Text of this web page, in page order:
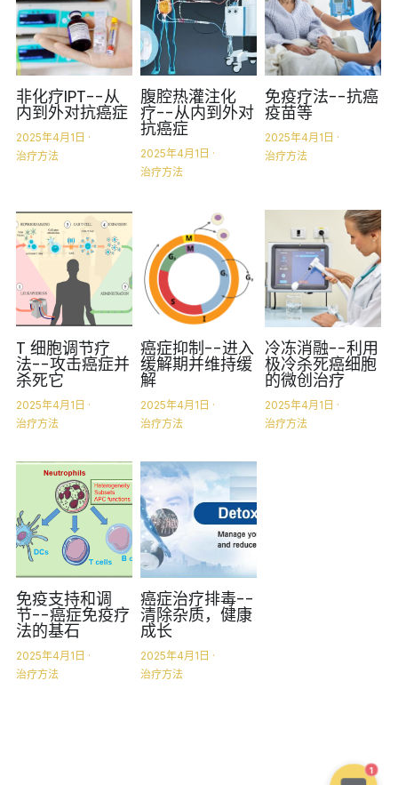
非化疗IPT--从
内到外对抗癌症
2025年4月1日 ·
治疗方法
腹腔热灌注化
疗--从内到外对
抗癌症
2025年4月1日 ·
治疗方法
免疫疗法--抗癌
疫苗等
2025年4月1日 ·
治疗方法
T 细胞调节疗
法--攻击癌症并
杀死它
2025年4月1日 ·
治疗方法
癌症抑制--进入
缓解期并维持缓
解
2025年4月1日 ·
治疗方法
冷冻消融--利用
极冷杀死癌细胞
的微创治疗
2025年4月1日 ·
治疗方法
免疫支持和调
节--癌症免疫疗
法的基石
2025年4月1日 ·
治疗方法
癌症治疗排毒--
清除杂质，健康
成长
2025年4月1日 ·
治疗方法
1